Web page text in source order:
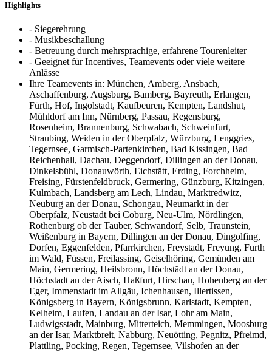
Highlights
- Siegerehrung
- Musikbeschallung
- Betreuung durch mehrsprachige, erfahrene Tourenleiter
- Geeignet für Incentives, Teamevents oder viele weitere
Anlässe
Ihre Teamevents in: München, Amberg, Ansbach,
Aschaffenburg, Augsburg, Bamberg, Bayreuth, Erlangen,
Fürth, Hof, Ingolstadt, Kaufbeuren, Kempten, Landshut,
Mühldorf am Inn, Nürnberg, Passau, Regensburg,
Rosenheim, Brannenburg, Schwabach, Schweinfurt,
Straubing, Weiden in der Oberpfalz, Würzburg, Lenggries,
Tegernsee, Garmisch-Partenkirchen, Bad Kissingen, Bad
Reichenhall, Dachau, Deggendorf, Dillingen an der Donau,
Dinkelsbühl, Donauwörth, Eichstätt, Erding, Forchheim,
Freising, Fürstenfeldbruck, Germering, Günzburg, Kitzingen,
Kulmbach, Landsberg am Lech, Lindau, Marktredwitz,
Neuburg an der Donau, Schongau, Neumarkt in der
Oberpfalz, Neustadt bei Coburg, Neu-Ulm, Nördlingen,
Rothenburg ob der Tauber, Schwandorf, Selb, Traunstein,
Weißenburg in Bayern, Dillingen an der Donau, Dingolfing,
Dorfen, Eggenfelden, Pfarrkirchen, Freystadt, Freyung, Furth
im Wald, Füssen, Freilassing, Geiselhöring, Gemünden am
Main, Germering, Heilsbronn, Höchstädt an der Donau,
Höchstadt an der Aisch, Haßfurt, Hirschau, Hohenberg an der
Eger, Immenstadt im Allgäu, Ichenhausen, Illertissen,
Königsberg in Bayern, Königsbrunn, Karlstadt, Kempten,
Kelheim, Laufen, Landau an der Isar, Lohr am Main,
Ludwigsstadt, Mainburg, Mitterteich, Memmingen, Moosburg
an der Isar, Marktbreit, Nabburg, Neuötting, Pegnitz, Pfreimd,
Plattling, Pocking, Regen, Tegernsee, Vilshofen an der